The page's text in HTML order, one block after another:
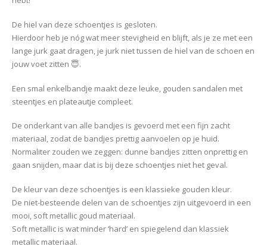
De hiel van deze schoentjes is gesloten.
Hierdoor heb je nóg wat meer stevigheid en blijft, als je ze met een
lange jurk gaat dragen, je jurk niet tussen de hiel van de schoen en
jouw voet zitten 😇.
Een smal enkelbandje maakt deze leuke, gouden sandalen met
steentjes en plateautje compleet.
De onderkant van alle bandjes is gevoerd met een fijn zacht
materiaal, zodat de bandjes prettig aanvoelen op je huid.
Normaliter zouden we zeggen: dunne bandjes zitten onprettig en
gaan snijden, maar dat is bij deze schoentjes niet het geval.
De kleur van deze schoentjes is een klassieke gouden kleur.
De niet-besteende delen van de schoentjes zijn uitgevoerd in een
mooi, soft metallic goud materiaal.
Soft metallic is wat minder ‘hard’ en spiegelend dan klassiek
metallic materiaal.